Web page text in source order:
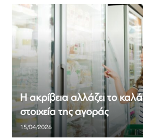
Η ακρίβεια αλλάζει το
στοιχεία της αγοράς
15/04/2026